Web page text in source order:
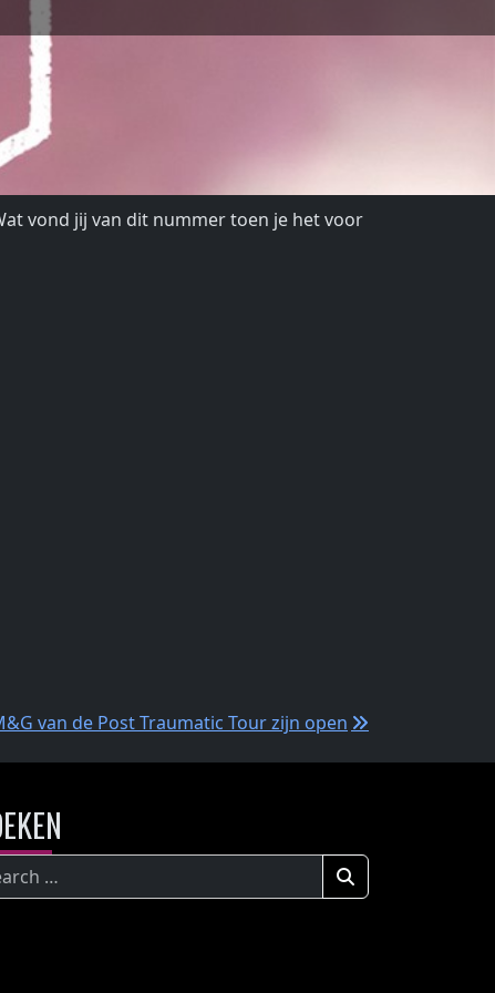
vond jij van dit nummer toen je het voor
van de Post Traumatic Tour zijn open